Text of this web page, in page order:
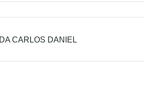
CARLOS DANIEL